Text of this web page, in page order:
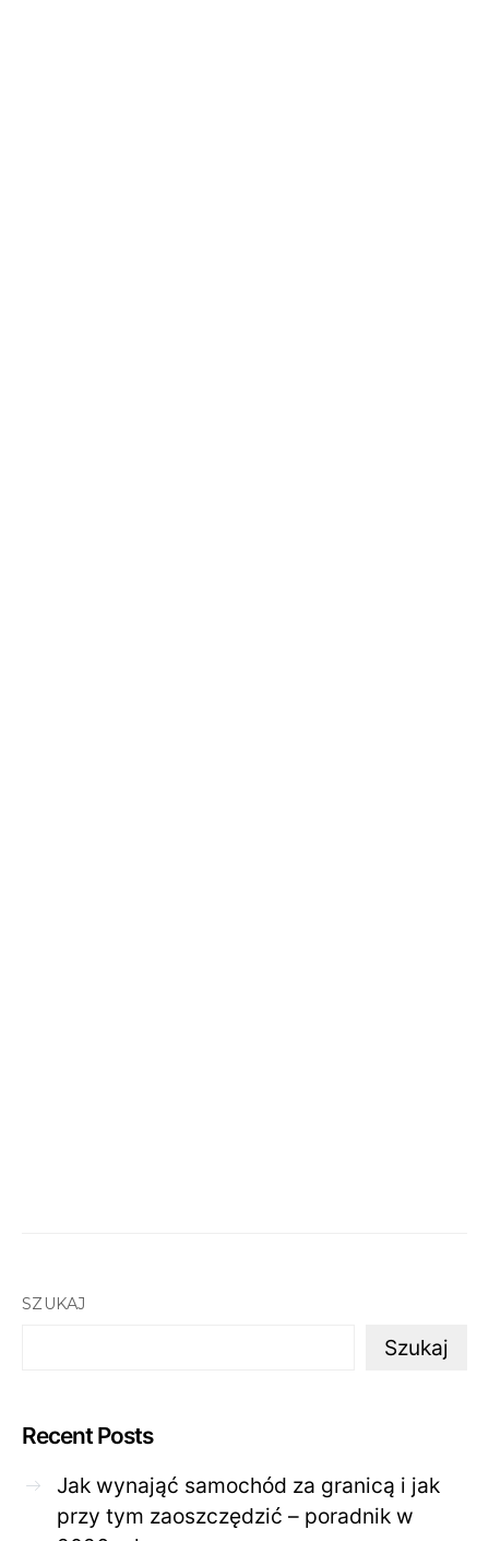
SZUKAJ
Szukaj
Recent Posts
Jak wynająć samochód za granicą i jak
przy tym zaoszczędzić – poradnik w